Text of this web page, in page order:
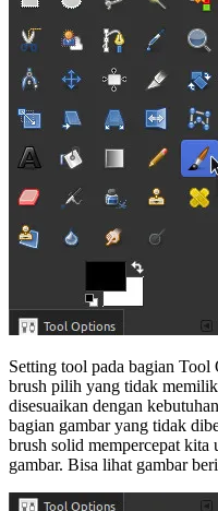
Setting tool pada bagian
brush pilih yang tidak
disesuaikan dengan
bagian gambar yang tidak
brush solid mempercepat kita
gambar. Bisa lihat gambar